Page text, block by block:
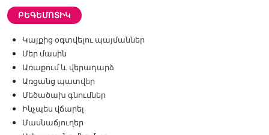
ԲԵԳԵՄՈՏԻԿ
Կայքից օգտվելու պայմաններ
Մեր մասին
Առաքում և վերադարձ
Առցանց պատվեր
Մեծածախ գնումներ
Ինչպես վճարել
Մասնաճյուղեր